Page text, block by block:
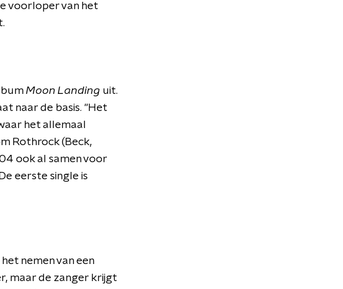
voorloper van het
Moon Landing uit.
naar de basis. "Het
het allemaal
Rothrock (Beck,
ook al samen voor
eerste single is
nemen van een
maar de zanger krijgt